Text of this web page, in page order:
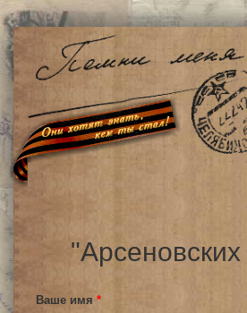
Ваше имя *